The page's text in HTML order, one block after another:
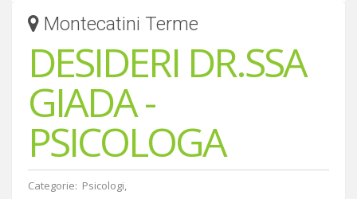
Montecatini Terme
DESIDERI DR.SSA
GIADA -
PSICOLOGA
Categorie: Psicologi,